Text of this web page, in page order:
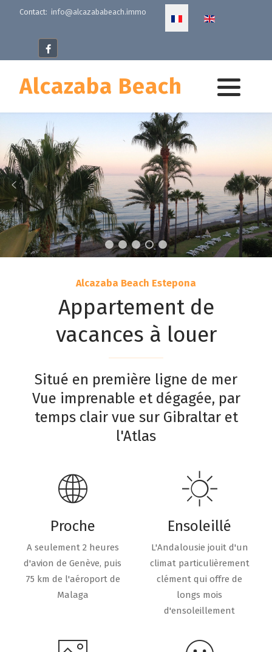
Contact: info@alcazababeach.immo
Alcazaba Beach
Alcazaba Beach Estepona
Appartement de
vacances à louer
Situé en première ligne de mer
Vue imprenable et dégagée, par
temps clair vue sur Gibraltar et
l'Atlas
Proche
A seulement 2 heures
d'avion de Genève, puis
75 km de l'aéroport de
Malaga
Ensoleillé
L'Andalousie jouit d'un
climat particulièrement
clément qui offre de
longs mois
d'ensoleillement